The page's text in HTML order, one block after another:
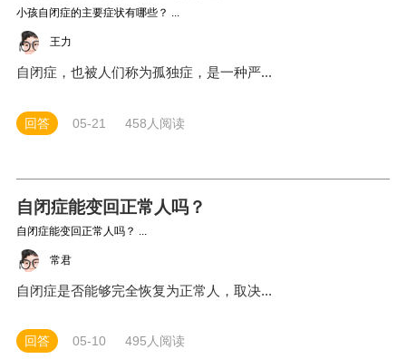
小孩自闭症的主要症状有哪些？ ...
王力
自闭症，也被人们称为孤独症，是一种严...
回答 05-21 458人阅读
自闭症能变回正常人吗？
自闭症能变回正常人吗？ ...
常君
自闭症是否能够完全恢复为正常人，取决...
回答 05-10 495人阅读